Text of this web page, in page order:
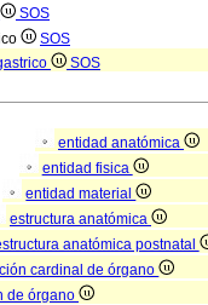
SOS
SOS
SOS
entidad anatómica
entidad fisica
entidad material
estructura anatómica
anatómica postnatal
cardinal de órgano
de órgano